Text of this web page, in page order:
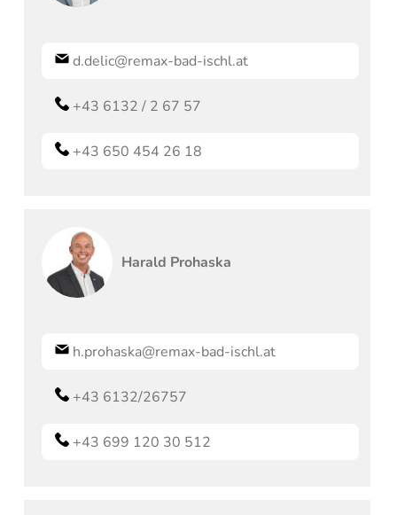
d.delic@remax-bad-ischl.at
+43 6132 / 2 67 57
+43 650 454 26 18
Harald Prohaska
h.prohaska@remax-bad-ischl.at
+43 6132/26757
+43 699 120 30 512